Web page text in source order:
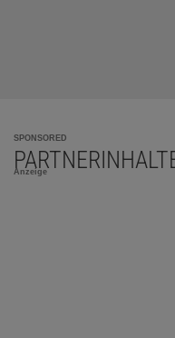
SPONSORED
Anzeige